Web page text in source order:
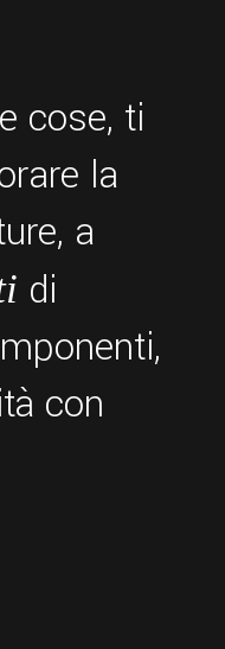
cose, ti
la
a
di
con